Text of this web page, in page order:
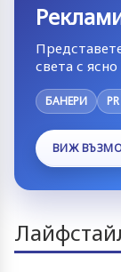
света с
БАНЕРИ
ВИЖ